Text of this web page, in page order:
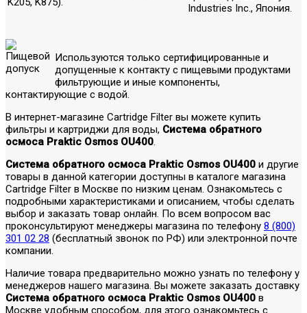
Industries Inc., Япония.
Используются только сертифицированные и
допущенные к контакту с пищевыми продуктами
фильтрующие и иные компоненты,
контактирующие с водой.
В интернет-магазине Cartridge Filter вы можете купить
фильтры и картриджи для воды, Система обратного
осмоса Praktic Osmos OU400.
Система обратного осмоса Praktic Osmos OU400 и другие
товары в данной категории доступны в каталоге магазина
Cartridge Filter в Москве по низким ценам. Ознакомьтесь с
подробными характеристиками и описанием, чтобы сделать
выбор и заказать товар онлайн. По всем вопросом вас
проконсультируют менеджеры магазина по телефону 8 (800)
301 02 28 (бесплатный звонок по РФ) или электронной почте
компании.
Наличие товара предварительно можно узнать по телефону у
менеджеров нашего магазина. Вы можете заказать доставку
Система обратного осмоса Praktic Osmos OU400 в
Москве удобным способом, для этого ознакомьтесь с